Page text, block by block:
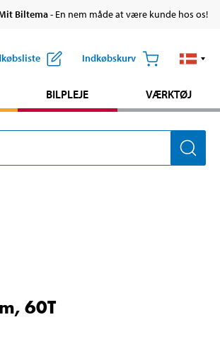
Biltema- En nem måde at være kunde hos os!
Indkøbskurv
BILPLEJE VÆRKTØJ
60T